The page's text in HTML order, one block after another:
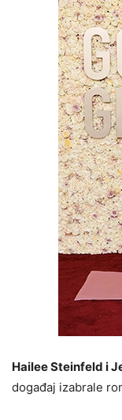
Hailee Steinfeld i
događaj izabrale